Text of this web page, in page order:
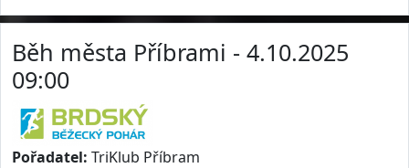
Běh města Příbrami - 4.10.2025
09:00
Pořadatel: TriKlub Příbram